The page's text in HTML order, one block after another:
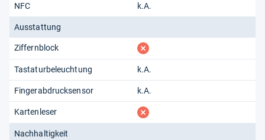
NFC k.A.
Ausstattung
Ziffernblock fehlt
Tastaturbeleuchtung k.A.
Fingerabdrucksensor k.A.
Kartenleser fehlt
Nachhaltigkeit